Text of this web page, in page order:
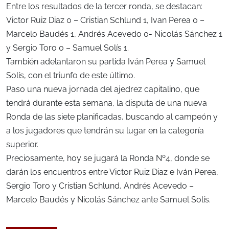
Entre los resultados de la tercer ronda, se destacan:
Victor Ruiz Diaz 0 – Cristian Schlund 1, Ivan Perea 0 –
Marcelo Baudés 1, Andrés Acevedo 0- Nicolás Sánchez 1
y Sergio Toro 0 – Samuel Solís 1.
También adelantaron su partida Iván Perea y Samuel
Solís, con el triunfo de este último.
Paso una nueva jornada del ajedrez capitalino, que
tendrá durante esta semana, la disputa de una nueva
Ronda de las siete planificadas, buscando al campeón y
a los jugadores que tendrán su lugar en la categoría
superior.
Preciosamente, hoy se jugará la Ronda Nº4, donde se
darán los encuentros entre Victor Ruiz Diaz e Iván Perea,
Sergio Toro y Cristian Schlund, Andrés Acevedo –
Marcelo Baudés y Nicolás Sánchez ante Samuel Solís.